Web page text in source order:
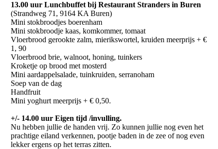
13.00 uur Lunchbuffet bij Restaurant Stranders in Buren
(Strandweg 71, 9164 KA Buren)
Mini stokbroodjes boerenham
Mini stokbroodje kaas, komkommer, tomaat
Vloerbrood gerookte zalm, mierikswortel, kruiden meerprijs + €
1, 90
Vloerbrood brie, walnoot, honing, tuinkers
Kroketje op brood met mosterd
Mini aardappelsalade, tuinkruiden, serranoham
Soep van de dag
Handfruit
Mini yoghurt meerprijs + € 0,50.
+/- 14.00 uur Eigen tijd /invulling.
Nu hebben jullie de handen vrij. Zo kunnen jullie nog even het
prachtige eiland verkennen, pootje baden in de zee of nog even
lekker ergens op het terras zitten.